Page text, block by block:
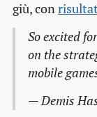
giù, con
So excited
on the
mobile
— Demis